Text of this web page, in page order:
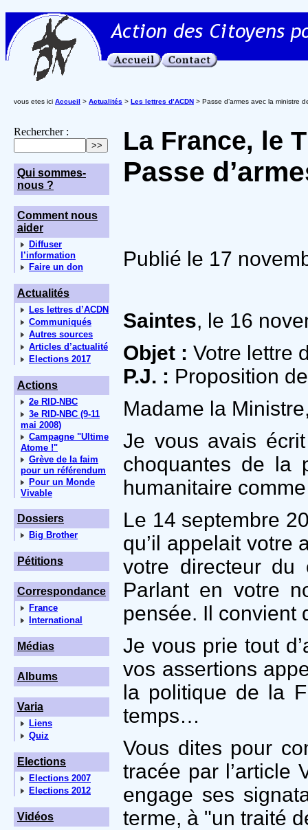
vous etes ici Accueil > Actualités > Les lettres d’ACDN > Passe d’armes avec la ministre
Rechercher :
Qui sommes-
nous ?
Comment nous
aider
Diffuser
l’information
Faire un don
Actualités
Les lettres d’ACDN
Communiqués
Autres sources
Articles d’actualité
Elections 2017
Actions
2e RID-NBC
3e RID-NBC (9-11
mai 2008)
Campagne "Ultime
Atome !"
Grève de la faim
pour un référendum
Pour un Monde
Vivable
Dossiers
Big Brother
Pétitions
Correspondance
France
International
Médias
Albums
Varia
Liens
Quiz
Elections
Elections 2007
Elections 2012
Vidéos
La France, le
Passe
Publié le 17
Saintes, le 16
Objet : Votre lettre
P.J. : Proposition
Madame la
Je vous avais
choquantes de la
humanitaire
Le 14 septembre
qu’il appelait votre
votre directeur du
Parlant en votre
pensée. Il convient
Je vous prie tout
vos assertions
la politique de la
temps…
Vous dites pour
tracée par l’article
engage ses
terme, à "un traité